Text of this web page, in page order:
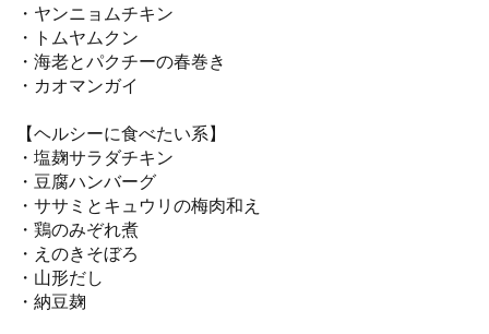
・ヤンニョムチキン
・トムヤムクン
・海老とパクチーの春巻き
・カオマンガイ
【ヘルシーに食べたい系】
・塩麹サラダチキン
・豆腐ハンバーグ
・ササミとキュウリの梅肉和え
・鶏のみぞれ煮
・えのきそぼろ
・山形だし
・納豆麹